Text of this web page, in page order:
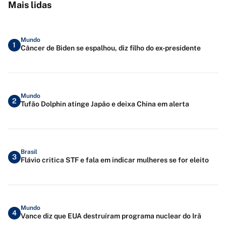
Mais lidas
1
Mundo
Câncer de Biden se espalhou, diz filho do ex-presidente
2
Mundo
Tufão Dolphin atinge Japão e deixa China em alerta
3
Brasil
Flávio critica STF e fala em indicar mulheres se for eleito
4
Mundo
Vance diz que EUA destruíram programa nuclear do Irã